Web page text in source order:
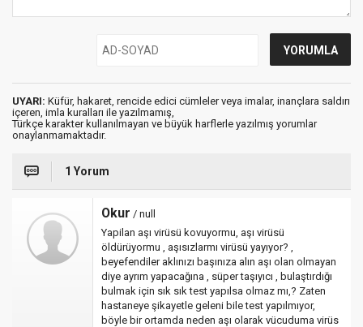
UYARI: Küfür, hakaret, rencide edici cümleler veya imalar, inançlara saldırı
içeren, imla kuralları ile yazılmamış,
Türkçe karakter kullanılmayan ve büyük harflerle yazılmış yorumlar
onaylanmamaktadır.
1 Yorum
Okur / null
Yapilan aşı virüsü kovuyormu, aşı virüsü
öldürüyormu , aşısızlarmı virüsü yayıyor? ,
beyefendiler aklınızı başınıza alın aşı olan olmayan
diye ayrım yapacağına , süper taşıyıcı , bulaştırdığı
bulmak için sık sık test yapılsa olmaz mı,? Zaten
hastaneye şikayetle geleni bile test yapılmıyor,
böyle bir ortamda neden aşı olarak vücuduma virüs